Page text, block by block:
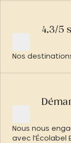
4,3/5
Nos
Nous nous
avec l'Écolabel